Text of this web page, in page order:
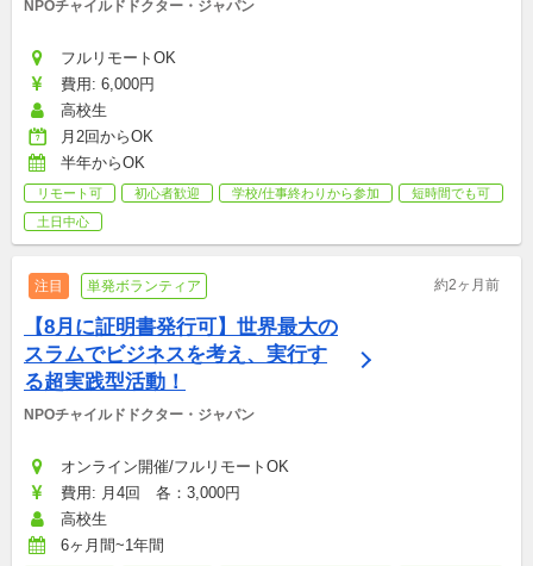
NPOチャイルドドクター・ジャパン
フルリモートOK
費用: 6,000円
高校生
月2回からOK
半年からOK
リモート可 初心者歓迎 学校/仕事終わりから参加
短時間でも可
土日中心
注目 単発ボランティア 約2ヶ月前
【8月に証明書発行可】世界最大の
スラムでビジネスを考え、実行す
る超実践型活動！
NPOチャイルドドクター・ジャパン
オンライン開催/フルリモートOK
費用: 月4回　各：3,000円
高校生
6ヶ月間~1年間